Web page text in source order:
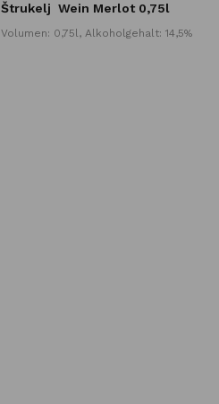
Štrukelj Wein Merlot 0,75l
Volumen: 0,75l, Alkoholgehalt: 14,5%